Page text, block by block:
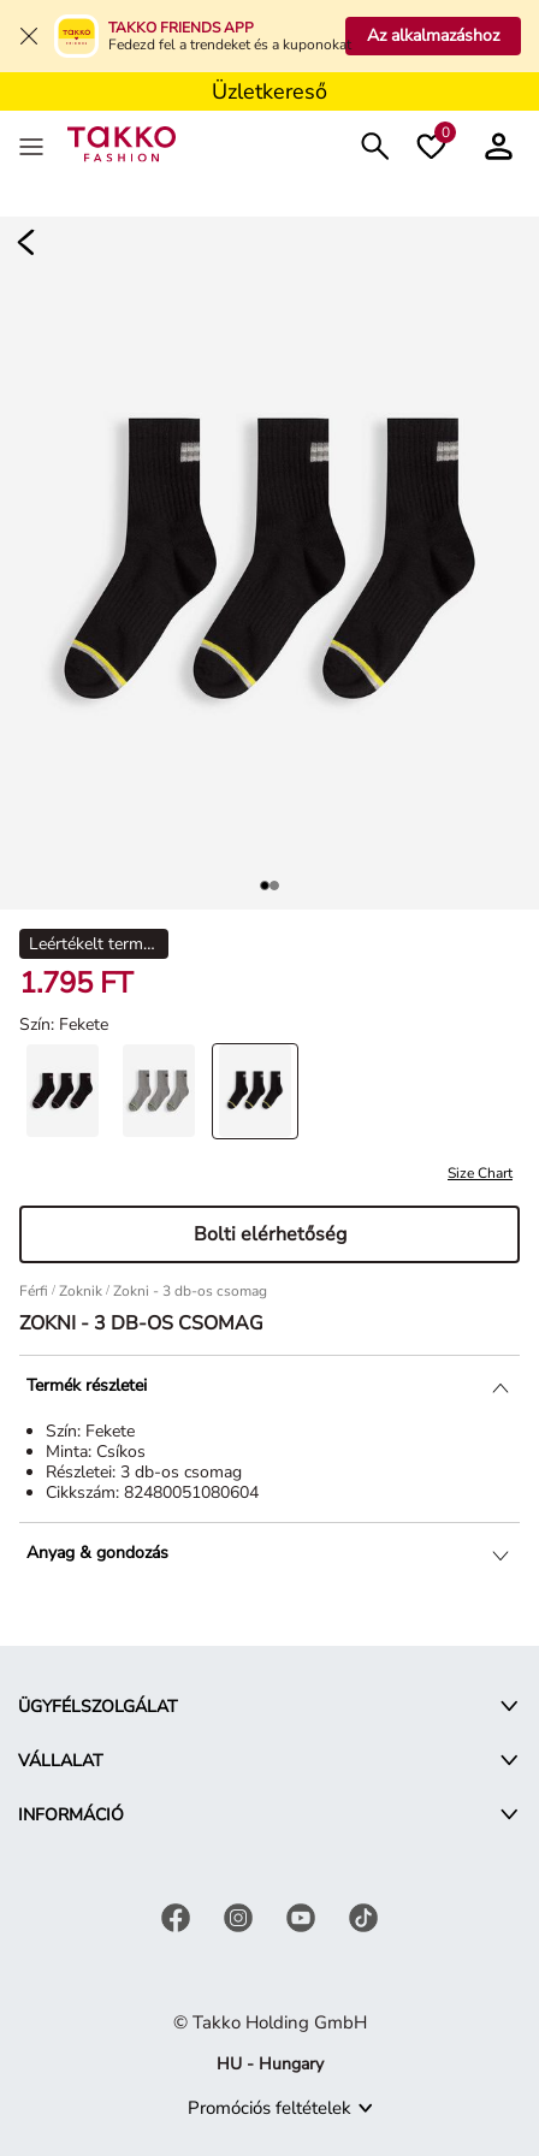
TAKKO FRIENDS APP
Fedezd fel a trendeket és a kuponokat
Az alkalmazáshoz
Üzletkereső
Üzletkereső
0
Leértékelt termékek
1.795 FT
Szín: Fekete
Size Chart
Bolti elérhetőség
Férfi / Zoknik Zokni - 3 db-os csomag
ZOKNI - 3 DB-OS CSOMAG
Termék részletei
Szín: Fekete
Minta: Csíkos
Részletei: 3 db-os csomag
Cikkszám: 82480051080604
Anyag & gondozás
ÜGYFÉLSZOLGÁLAT
VÁLLALAT
INFORMÁCIÓ
© Takko Holding GmbH
HU - Hungary
Promóciós feltételek